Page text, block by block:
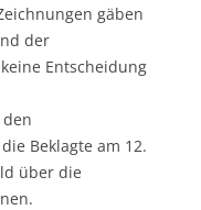
gäben
der
Entscheidung
Beklagte am 12.
über die